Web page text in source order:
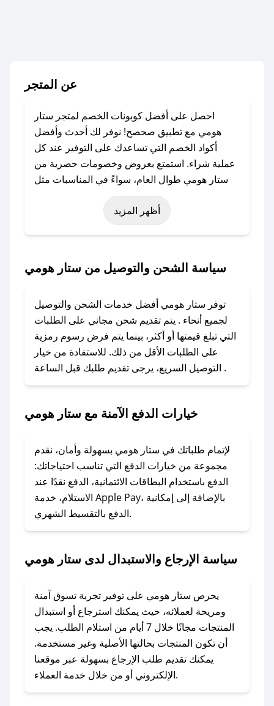
عن المتجر
احصل على أفضل كوبونات الخصم لمتجر ستار
هومي مع تطبيق صحصح! نوفر لك أحدث وأفضل
أكواد الخصم التي تساعدك على التوفير عند كل
عملية شراء. استمتع بعروض وخصومات حصرية من
ستار هومي طوال العام، سواءً في المناسبات مثل
عيد الفطر، عيد الأضحى، الجمعة البيضاء (شهر
نوفمبر)، رمضان، اليوم الوطني، يوم التأسيس، أو
حتى عروض خاصة أخرى.
باستخدام تطبيق صحصح، يمكنك العثور بسهولة على
تواصل معنا عبر تويتر أو البريد الإلكتروني لإضافته
بسرعة.
### كيفية استخدام كود خصم ستار هومي؟
1. انسخ كود الخصم من تطبيق صحصح.
2. الصقه في خانة الدفع عند التسوق من ستار
لا تقلق! يمكنك التواصل مع فريق دعم صحصح عبر
الرسائل الخاصة على تويتر أو البريد الإلكتروني،
وسنقوم بحل المشكلة في أسرع وقت ممكن.
### ماذا أفعل إذا لم أجد كود خصم لمتجري
المفضل؟
مراسلتنا مباشرة وسنعمل على توفير الكوبونات في
### كيف تحصل على كوبونات خصم حصرية من
ستار هومي؟
للحصول على كوبونات وخصومات حصرية، قم بما
يلي:
- اضغط على أيقونة متابعة لمتجر ستار هومي في
أظهر المزيد
سياسة الشحن والتوصيل من ستار هومي
توفر ستار هومي أفضل خدمات الشحن والتوصيل
لجميع أنحاء . يتم تقديم شحن مجاني على الطلبات
التي تبلغ قيمتها أو أكثر، بينما يتم فرض رسوم رمزية
على الطلبات الأقل من ذلك. للاستفادة من خيار
التوصيل السريع، يرجى تقديم طلبك قبل الساعة .
خيارات الدفع الآمنة مع ستار هومي
لإتمام طلباتك في ستار هومي بسهولة وأمان، نقدم
مجموعة من خيارات الدفع التي تناسب احتياجاتك:
الدفع باستخدام البطاقات الائتمانية، الدفع نقدًا عند
الاستلام، خدمة Apple Pay، بالإضافة إلى إمكانية
الدفع بالتقسيط الشهري.
سياسة الإرجاع والاستبدال لدى ستار هومي
يحرص ستار هومي على توفير تجربة تسوق آمنة
ومريحة لعملائه، حيث يمكنك استرجاع أو استبدال
المنتجات مجانًا خلال 7 أيام من استلام الطلب. يجب
أن تكون المنتجات بحالتها الأصلية وغير مستخدمة.
يمكنك تقديم طلب الإرجاع بسهولة عبر موقعنا
الإلكتروني أو من خلال خدمة العملاء.